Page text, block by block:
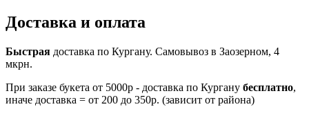
Доставка и оплата
Быстрая доставка по Кургану. Самовывоз в Заозерном, 4
мкрн.
При заказе букета от 5000р - доставка по Кургану бесплатно,
иначе доставка = от 200 до 350р. (зависит от района)